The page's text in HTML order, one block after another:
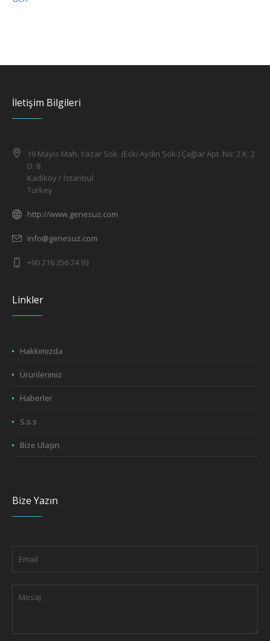
İletişim Bilgileri
19 Mayıs Mah. Yazar Sok. (Eski Aydın Sok.) Çağlar Apt. No: 2 K: 2
D: 8
Kadıköy / İstanbul
Turkey
http://www.genesuz.com
info@genesuz.com
+90 216 356 24 93
Linkler
Hakkımızda
Ürünlerimiz
Haberler
S.s.s
Bize Ulaşın
Bize Yazın